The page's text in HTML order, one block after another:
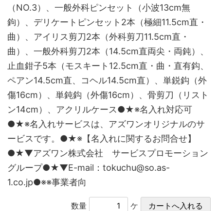
（NO.3）、一般外科ピンセット（小波13cm無
鉤）、デリケートピンセット2本（極細11.5cm直・
曲）、アイリス剪刀2本（外科剪刀11.5cm直・
曲）、一般外科剪刀2本（14.5cm直両尖・両鈍）、
止血鉗子5本（モスキート12.5cm直・曲・直有鈎、
ペアン14.5cm直、コヘル14.5cm直）、単鋭鈎（外
傷16cm）、単鈍鈎（外傷16cm）、骨剪刀（リスト
ン14cm）、アクリルケース●★※名入れ対応可
●★※名入れサービスは、アズワンオリジナルのサ
ービスです。●★※【名入れに関するお問合せ】
●★▼アズワン株式会社 サービスプロモーション
グループ●★▼E-mail：tokuchu@so.as-
1.co.jp●※※事業者向
数量 ケ